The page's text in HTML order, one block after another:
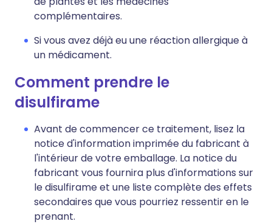
complémentaires.
Si vous avez déjà eu une réaction allergique à
un médicament.
Comment prendre le
disulfirame
Avant de commencer ce traitement, lisez la
notice d'information imprimée du fabricant à
l'intérieur de votre emballage. La notice du
fabricant vous fournira plus d'informations sur
le disulfirame et une liste complète des effets
secondaires que vous pourriez ressentir en le
prenant.